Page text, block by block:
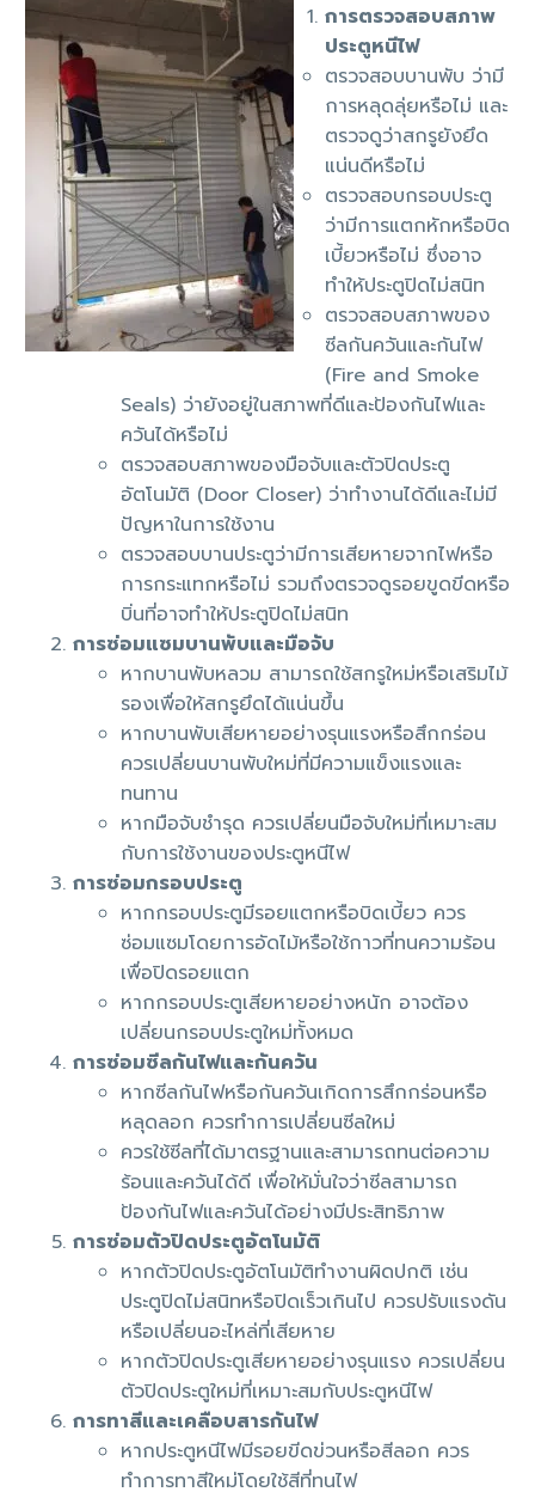
การตรวจสอบสภาพ
ประตูหนีไฟ
ตรวจสอบบานพับ ว่ามี
การหลุดลุ่ยหรือไม่ และ
ตรวจดูว่าสกรูยังยึด
แน่นดีหรือไม่
ตรวจสอบกรอบประตู
ว่ามีการแตกหักหรือบิด
เบี้ยวหรือไม่ ซึ่งอาจ
ทำให้ประตูปิดไม่สนิท
ตรวจสอบสภาพของ
ซีลกันควันและกันไฟ
(Fire and Smoke
Seals) ว่ายังอยู่ในสภาพที่ดีและป้องกันไฟและ
ควันได้หรือไม่
ตรวจสอบสภาพของมือจับและตัวปิดประตู
อัตโนมัติ (Door Closer) ว่าทำงานได้ดีและไม่มี
ปัญหาในการใช้งาน
ตรวจสอบบานประตูว่ามีการเสียหายจากไฟหรือ
การกระแทกหรือไม่ รวมถึงตรวจดูรอยขูดขีดหรือ
บิ่นที่อาจทำให้ประตูปิดไม่สนิท
การซ่อมแซมบานพับและมือจับ
หากบานพับหลวม สามารถใช้สกรูใหม่หรือเสริมไม้
รองเพื่อให้สกรูยึดได้แน่นขึ้น
หากบานพับเสียหายอย่างรุนแรงหรือสึกกร่อน
ควรเปลี่ยนบานพับใหม่ที่มีความแข็งแรงและ
ทนทาน
หากมือจับชำรุด ควรเปลี่ยนมือจับใหม่ที่เหมาะสม
กับการใช้งานของประตูหนีไฟ
การซ่อมกรอบประตู
หากกรอบประตูมีรอยแตกหรือบิดเบี้ยว ควร
ซ่อมแซมโดยการอัดไม้หรือใช้กาวที่ทนความร้อน
เพื่อปิดรอยแตก
หากกรอบประตูเสียหายอย่างหนัก อาจต้อง
เปลี่ยนกรอบประตูใหม่ทั้งหมด
การซ่อมซีลกันไฟและกันควัน
หากซีลกันไฟหรือกันควันเกิดการสึกกร่อนหรือ
หลุดลอก ควรทำการเปลี่ยนซีลใหม่
ควรใช้ซีลที่ได้มาตรฐานและสามารถทนต่อความ
ร้อนและควันได้ดี เพื่อให้มั่นใจว่าซีลสามารถ
ป้องกันไฟและควันได้อย่างมีประสิทธิภาพ
การซ่อมตัวปิดประตูอัตโนมัติ
หากตัวปิดประตูอัตโนมัติทำงานผิดปกติ เช่น
ประตูปิดไม่สนิทหรือปิดเร็วเกินไป ควรปรับแรงดัน
หรือเปลี่ยนอะไหล่ที่เสียหาย
หากตัวปิดประตูเสียหายอย่างรุนแรง ควรเปลี่ยน
ตัวปิดประตูใหม่ที่เหมาะสมกับประตูหนีไฟ
การทาสีและเคลือบสารกันไฟ
หากประตูหนีไฟมีรอยขีดข่วนหรือสีลอก ควร
ทำการทาสีใหม่โดยใช้สีที่ทนไฟ